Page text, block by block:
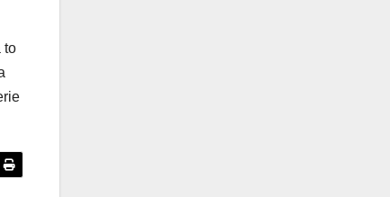
to